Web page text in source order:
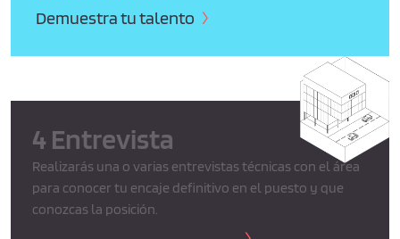
Demuestra tu talento
4 Entrevista
Realizarás una o varias entrevistas técnicas con el área
para conocer tu encaje definitivo en el puesto y que
conozcas la posición.